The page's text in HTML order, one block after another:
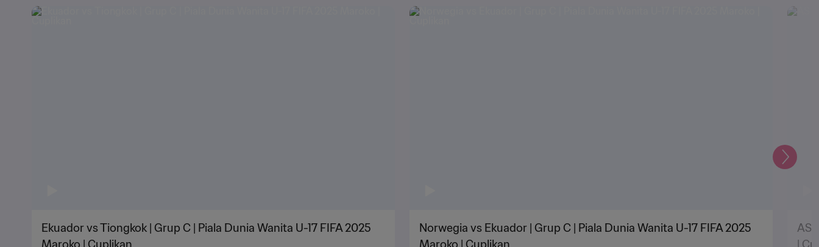
Ekuador vs Tiongkok | Grup C | Piala Dunia Wanita U-17 FIFA 2025
Norwegia vs Ekuador | Grup C | Piala Dunia Wanita U-17 FIFA 2025
AS